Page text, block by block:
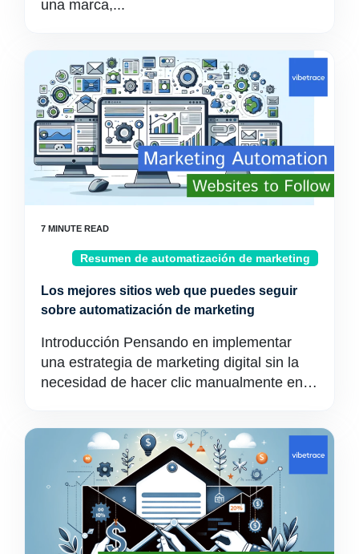
una marca,...
Resumen de automatización de marketing
Los mejores sitios web que puedes seguir
sobre automatización de marketing
Introducción Pensando en implementar
una estrategia de marketing digital sin la
necesidad de hacer clic manualmente en…